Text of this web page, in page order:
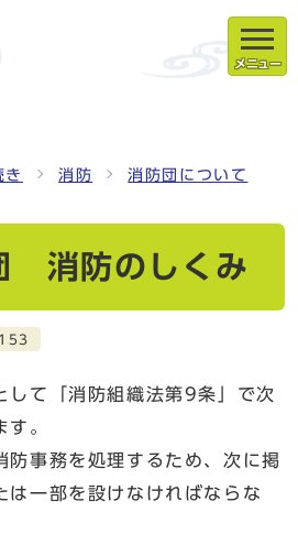
メニュー
き 消防 消防団について
消防のしくみ
して「消防組織法第9条」で次
す。
防事務を処理するため、次に掲
は一部を設けなければならな